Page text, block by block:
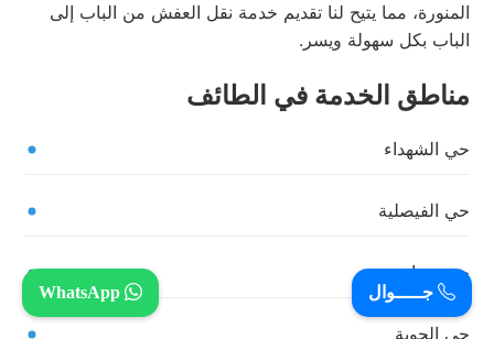
المنورة، مما يتيح لنا تقديم خدمة نقل العفش من الباب إلى
الباب بكل سهولة ويسر.
مناطق الخدمة في الطائف
حي الشهداء
حي الفيصلية
حي شهار
حي الحوية
جـــــوال